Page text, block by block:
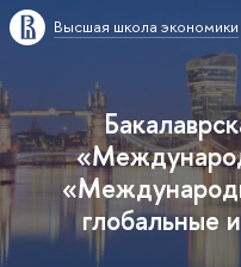
Высшая школа экономики
глобальные